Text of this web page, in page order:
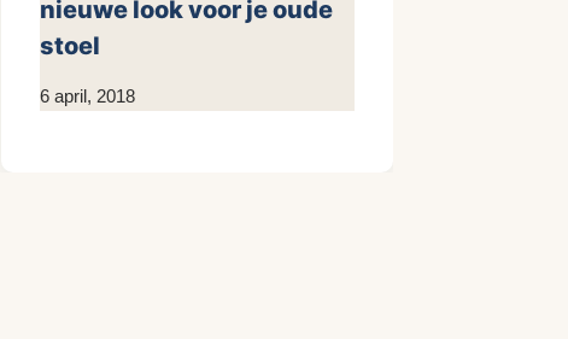
nieuwe look voor je oude
stoel
Door
6 april, 2018